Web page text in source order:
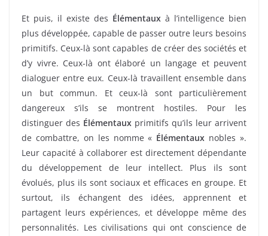
Et puis, il existe des Élémentaux à l’intelligence bien
plus développée, capable de passer outre leurs besoins
primitifs. Ceux-là sont capables de créer des sociétés et
d’y vivre. Ceux-là ont élaboré un langage et peuvent
dialoguer entre eux. Ceux-là travaillent ensemble dans
un but commun. Et ceux-là sont particulièrement
dangereux s’ils se montrent hostiles. Pour les
distinguer des Élémentaux primitifs qu’ils leur arrivent
de combattre, on les nomme « Élémentaux nobles ».
Leur capacité à collaborer est directement dépendante
du développement de leur intellect. Plus ils sont
évolués, plus ils sont sociaux et efficaces en groupe. Et
surtout, ils échangent des idées, apprennent et
partagent leurs expériences, et développe même des
personnalités. Les civilisations qui ont conscience de